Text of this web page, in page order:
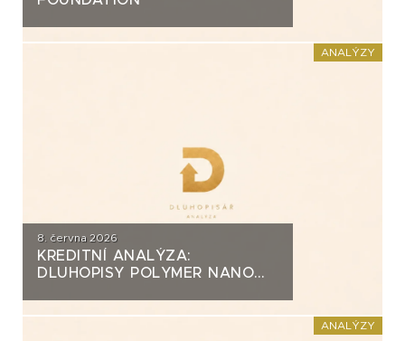
ANALÝZY
8. června 2026
KREDITNÍ ANALÝZA:
DLUHOPISY POLYMER NANO
ANALÝZY